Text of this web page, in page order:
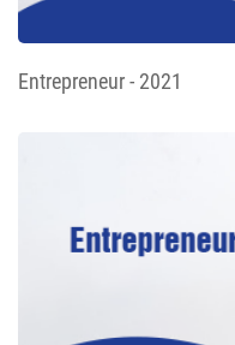
Entrepreneur - 2021